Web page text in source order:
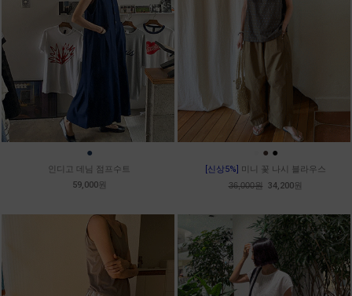
●
인디고 데님 점프수트
59,000원
● ●
[신상5%] 미니 꽃 나시 블라우스
36,000원 34,200원